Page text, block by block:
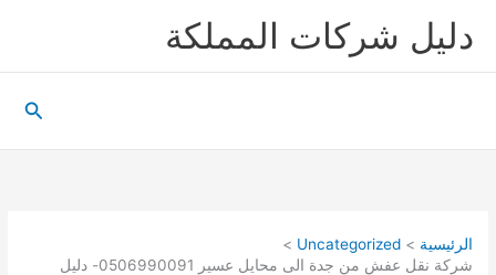
دليل شركات المملكة
الرئيسية
Uncategorized
شركة نقل عفش من جدة الى محايل عسير 0506990091- دليل